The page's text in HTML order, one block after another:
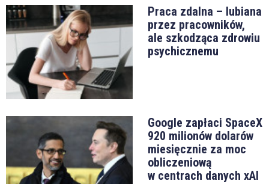
Praca zdalna – lubiana
przez pracowników,
ale szkodząca zdrowiu
psychicznemu
Google zapłaci SpaceX
920 milionów dolarów
miesięcznie za moc
obliczeniową
w centrach danych xAI